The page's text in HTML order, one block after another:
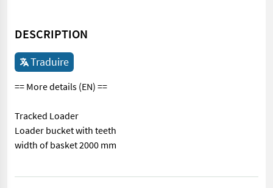
DESCRIPTION
Traduire
== More details (EN) ==
Tracked Loader
Loader bucket with teeth
width of basket 2000 mm
== More details (EN) == Tracked Loader Loader bucket with